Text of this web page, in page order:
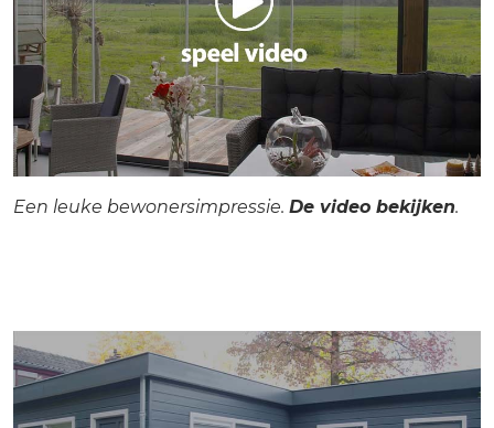
Een leuke bewonersimpressie. De video bekijken.